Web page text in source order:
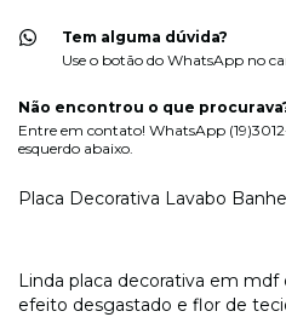
Tem alguma dúvida?
Use o botão do WhatsApp no
Não encontrou o que
Entre em contato! WhatsApp
esquerdo abaixo.
Placa Decorativa Lavabo
Linda placa decorativa em
efeito desgastado e flor de